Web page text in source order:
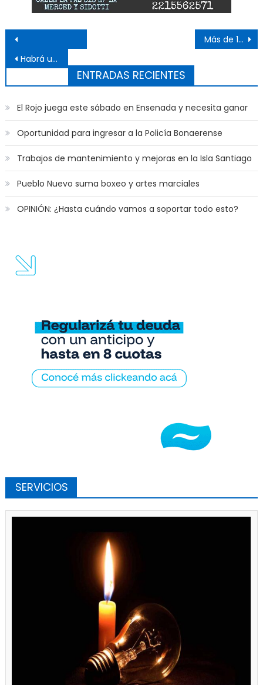
Navegación de entradas
Habrá una expo en la Línea 307
Más de 10 mil personas en la carrera “Amo Mis Mamas”
ENTRADAS RECIENTES
El Rojo juega este sábado en Ensenada y necesita ganar
Oportunidad para ingresar a la Policía Bonaerense
Trabajos de mantenimiento y mejoras en la Isla Santiago
Pueblo Nuevo suma boxeo y artes marciales
OPINIÓN: ¿Hasta cuándo vamos a soportar todo esto?
SERVICIOS